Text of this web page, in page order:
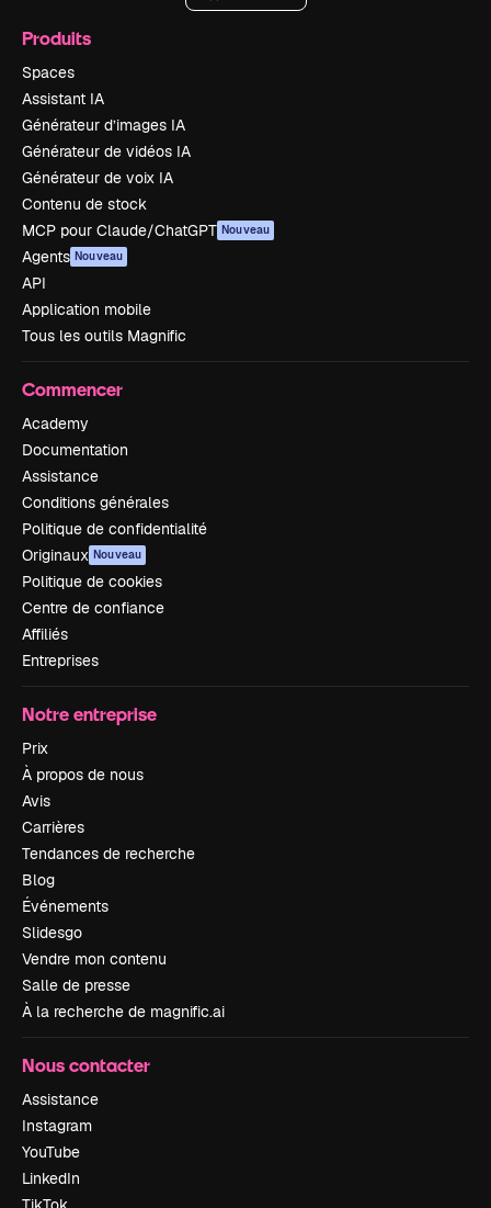
Produits
Spaces
Assistant IA
Générateur d’images IA
Générateur de vidéos IA
Générateur de voix IA
Contenu de stock
MCP pour Claude/ChatGPT Nouveau
Agents Nouveau
API
Application mobile
Tous les outils Magnific
Commencer
Academy
Documentation
Assistance
Conditions générales
Politique de confidentialité
Originaux Nouveau
Politique de cookies
Centre de confiance
Affiliés
Entreprises
Notre entreprise
Prix
À propos de nous
Avis
Carrières
Tendances de recherche
Blog
Événements
Slidesgo
Vendre mon contenu
Salle de presse
À la recherche de magnific.ai
Nous contacter
Assistance
Instagram
YouTube
LinkedIn